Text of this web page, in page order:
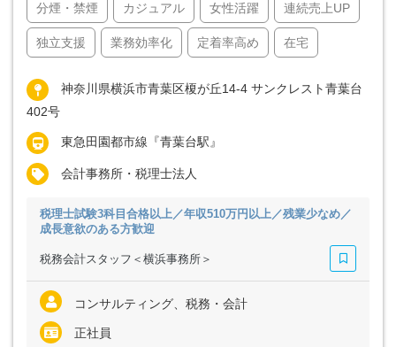
分煙・禁煙 カジュアル 女性活躍 連続売上UP
独立支援 業務効率化 定着率高め 在宅
神奈川県横浜市青葉区榎が丘14-4 サンクレスト青葉台
402号
東急田園都市線『青葉台駅』
会計事務所・税理士法人
税理士試験3科目合格以上／年収510万円以上／残業少なめ／
成長意欲のある方歓迎
税務会計スタッフ＜横浜事務所＞
コンサルティング、税務・会計
正社員